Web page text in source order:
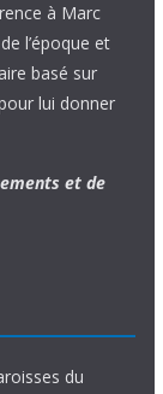
à Marc
l’époque et
basé sur
lui donner
et de
du